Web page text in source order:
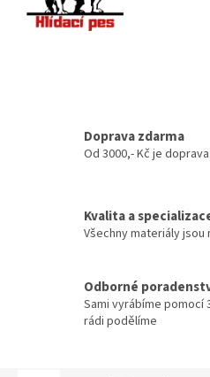
Doprava zdarma
Od 3000,- Kč je
Kvalita a
Všechny materiály
Odborné
Sami vyrábíme pomocí
rádi podělíme